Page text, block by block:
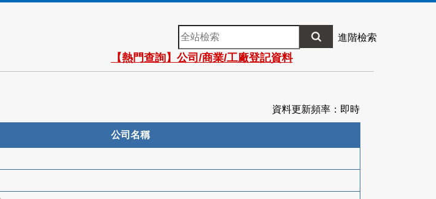
全
站
檢
索
進階檢索
【熱門查詢】公司/商業/工廠登記資料
資料更新頻率：即時
公司名稱